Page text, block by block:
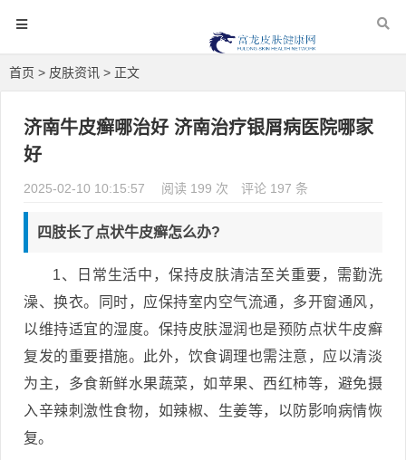
首页 > 皮肤资讯 > 正文
济南牛皮癣哪治好 济南治疗银屑病医院哪家
好
2025-02-10 10:15:57 阅读 199 次 评论 197 条
四肢长了点状牛皮癣怎么办?
1、日常生活中，保持皮肤清洁至关重要，需勤洗
澡、换衣。同时，应保持室内空气流通，多开窗通风，
以维持适宜的湿度。保持皮肤湿润也是预防点状牛皮癣
复发的重要措施。此外，饮食调理也需注意，应以清淡
为主，多食新鲜水果蔬菜，如苹果、西红柿等，避免摄
入辛辣刺激性食物，如辣椒、生姜等，以防影响病情恢
复。